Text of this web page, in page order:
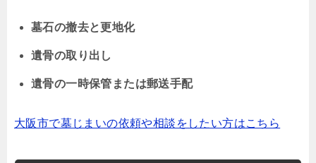
墓石の撤去と更地化
遺骨の取り出し
遺骨の一時保管または郵送手配
大阪市で墓じまいの依頼や相談をしたい方はこちら